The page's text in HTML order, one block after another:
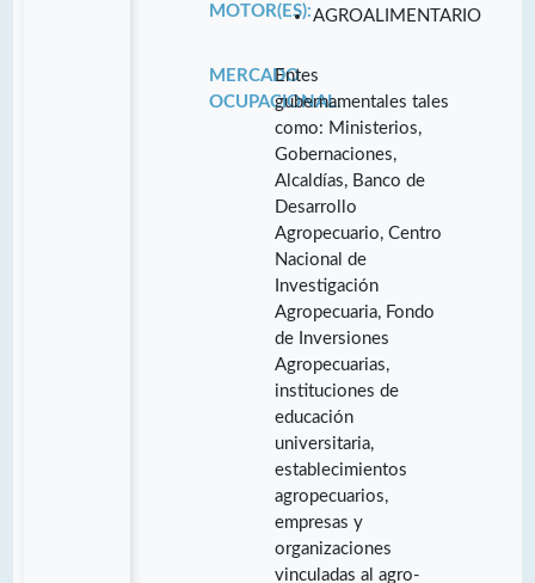
MOTOR(ES):AGROALIMENTARIO
MERCADO
OCUPACIONAL:
Entes
gubernamentales tales
como: Ministerios,
Gobernaciones,
Alcaldías, Banco de
Desarrollo
Agropecuario, Centro
Nacional de
Investigación
Agropecuaria, Fondo
de Inversiones
Agropecuarias,
instituciones de
educación
universitaria,
establecimientos
agropecuarios,
empresas y
organizaciones
vinculadas al agro-